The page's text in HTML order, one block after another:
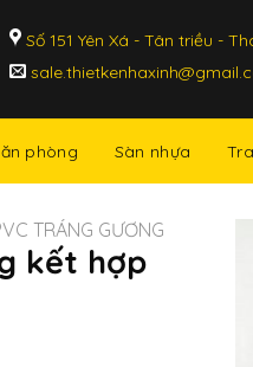
Số 151 Yên Xá - Tân triều -
phòng Sàn nhựa
TRÁNG GƯƠNG
kết hợp